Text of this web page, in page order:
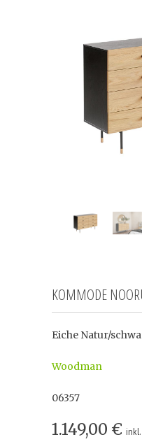
KOMMODE
Eiche Natur/
Woodman
06357
1.149,00 €